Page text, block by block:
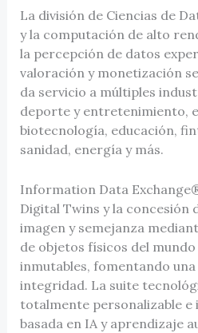
La división de Ciencias de
y la computación de alto
la percepción de datos
valoración y monetización
da servicio a múltiples
deporte y entretenimiento,
biotecnología, educación,
sanidad, energía y más.
Information Data
Digital Twins y la concesión
imagen y semejanza
de objetos físicos del
inmutables, fomentando
integridad. La suite
totalmente personalizable e
basada en IA y aprendizaje